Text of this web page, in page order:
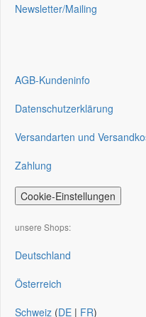
Newsletter/Mailing
AGB-Kundeninfo
Datenschutzerklärung
Versandarten und
Zahlung
Cookie-Einstellungen
unsere Shops:
Deutschland
Österreich
Schweiz (DE | FR)